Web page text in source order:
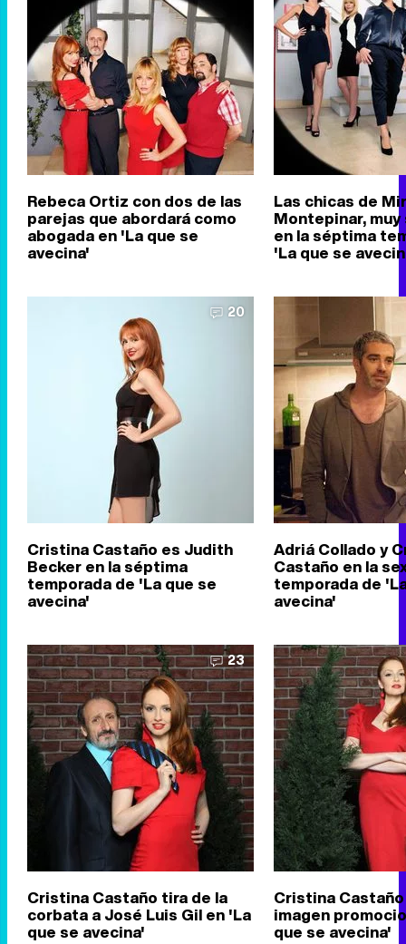
Rebeca Ortiz con dos de las
parejas que abordará como
abogada en 'La que se
avecina'
Las chicas de
Montepinar,
en la séptima
'La que se
20
Cristina Castaño es Judith
Becker en la séptima
temporada de 'La que se
avecina'
Adriá Collado y
Castaño en la
temporada de
avecina'
23
Cristina Castaño tira de la
corbata a José Luis Gil en 'La
que se avecina'
Cristina Castaño
imagen
que se avecina'